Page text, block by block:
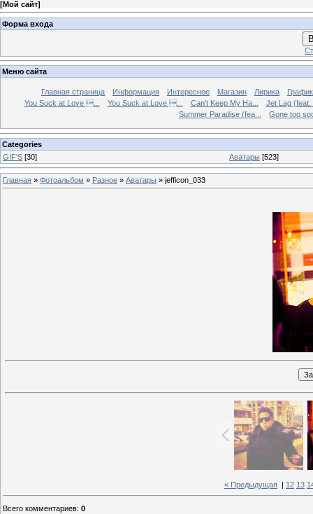
[Мой сайт]
Форма входа
Меню сайта
Главная страница Информация Интересное Магазин Лирика
You Suck at Love ...
You Suck at Love ... Can't Keep My Ha...
Jet Lag (feat.
Summer Paradise (fea...
Gone too
Categories
GIF'S [30] Аватары [523]
Главная » Фотоальбом » Разное » Аватары » jefficon_033
« Предыдущая 12 13
Всего комментариев: 0